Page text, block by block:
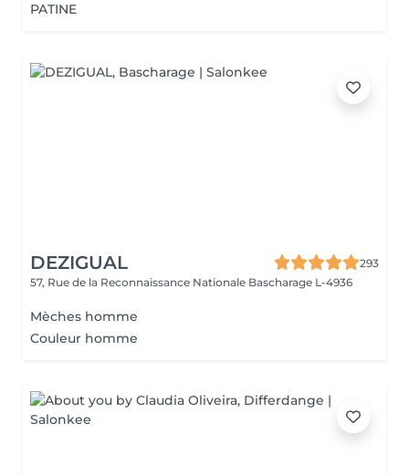
PATINE
DEZIGUAL
293
57, Rue de la Reconnaissance Nationale Bascharage L-4936
Mèches homme
Couleur homme